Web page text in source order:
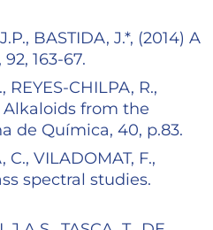
BASTIDA, J.*, (2014) A
163-67.
REYES-CHILPA, R.,
Alkaloids from the
de Química, 40, p.83.
C., VILADOMAT, F.,
spectral studies.